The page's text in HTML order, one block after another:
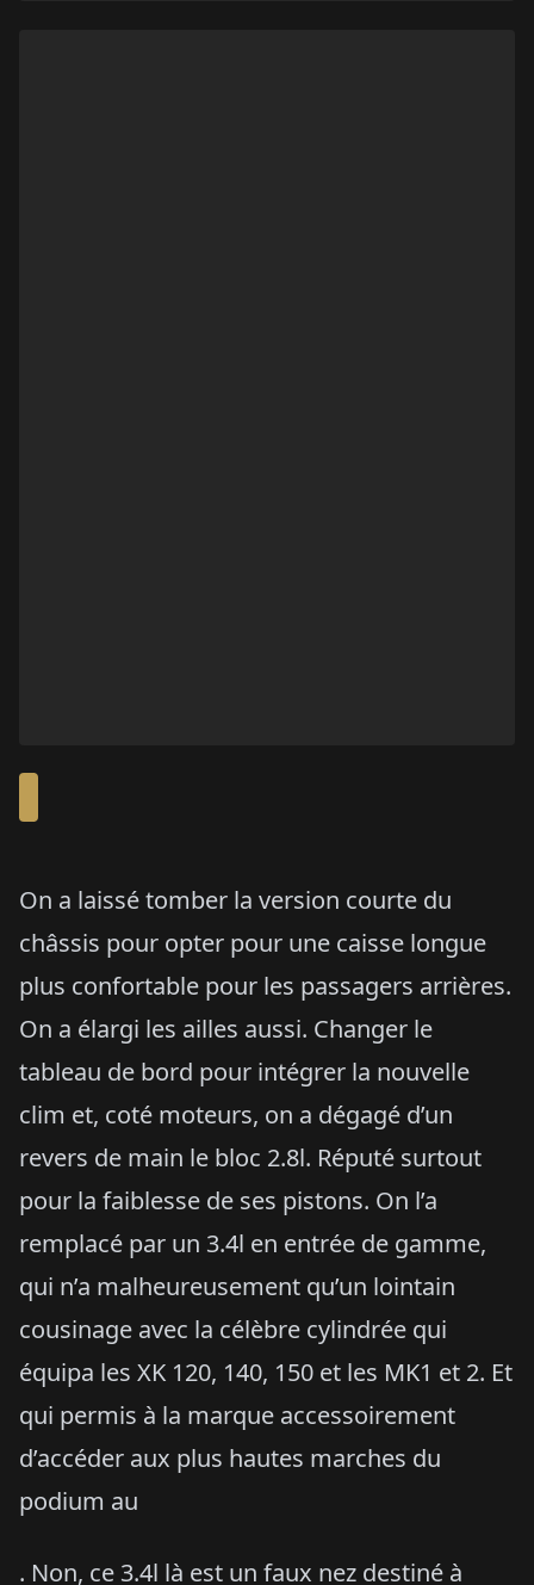
On a laissé tomber la version courte du
châssis pour opter pour une caisse longue
plus confortable pour les passagers arrières.
On a élargi les ailles aussi. Changer le
tableau de bord pour intégrer la nouvelle
clim et, coté moteurs, on a dégagé d’un
revers de main le bloc 2.8l. Réputé surtout
pour la faiblesse de ses pistons. On l’a
remplacé par un 3.4l en entrée de gamme,
qui n’a malheureusement qu’un lointain
cousinage avec la célèbre cylindrée qui
équipa les XK 120, 140, 150 et les MK1 et 2. Et
qui permis à la marque accessoirement
d’accéder aux plus hautes marches du
podium au
. Non, ce 3.4l là est un faux nez destiné à